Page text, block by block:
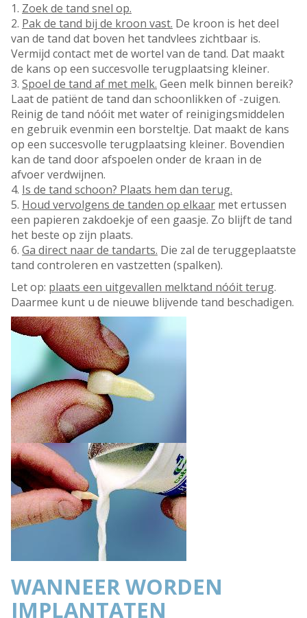
1. Zoek de tand snel op.
2. Pak de tand bij de kroon vast. De kroon is het deel
van de tand dat boven het tandvlees zichtbaar is.
Vermijd contact met de wortel van de tand. Dat maakt
de kans op een succesvolle terugplaatsing kleiner.
3. Spoel de tand af met melk. Geen melk binnen bereik?
Laat de patiënt de tand dan schoonlikken of -zuigen.
Reinig de tand nóóit met water of reinigingsmiddelen
en gebruik evenmin een borsteltje. Dat maakt de kans
op een succesvolle terugplaatsing kleiner. Bovendien
kan de tand door afspoelen onder de kraan in de
afvoer verdwijnen.
4. Is de tand schoon? Plaats hem dan terug.
5. Houd vervolgens de tanden op elkaar met ertussen
een papieren zakdoekje of een gaasje. Zo blijft de tand
het beste op zijn plaats.
6. Ga direct naar de tandarts. Die zal de teruggeplaatste
tand controleren en vastzetten (spalken).
Let op: plaats een uitgevallen melktand nóóit terug.
Daarmee kunt u de nieuwe blijvende tand beschadigen.
WANNEER WORDEN
IMPLANTATEN